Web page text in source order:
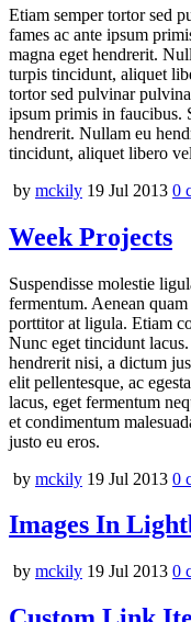
Etiam semper tortor sed
fames ac ante ipsum
magna eget hendrerit.
turpis tincidunt, aliquet
tortor sed pulvinar
ipsum primis in faucibus.
hendrerit. Nullam eu
tincidunt, aliquet libero
by mckily 19 Jul 2013 0
Week Projects
Suspendisse molestie
fermentum. Aenean
porttitor at ligula. Etiam
Nunc eget tincidunt
hendrerit nisi, a dictum
elit pellentesque, ac
lacus, eget fermentum
et condimentum
justo eu eros.
by mckily 19 Jul 2013 0
Images In
by mckily 19 Jul 2013 0